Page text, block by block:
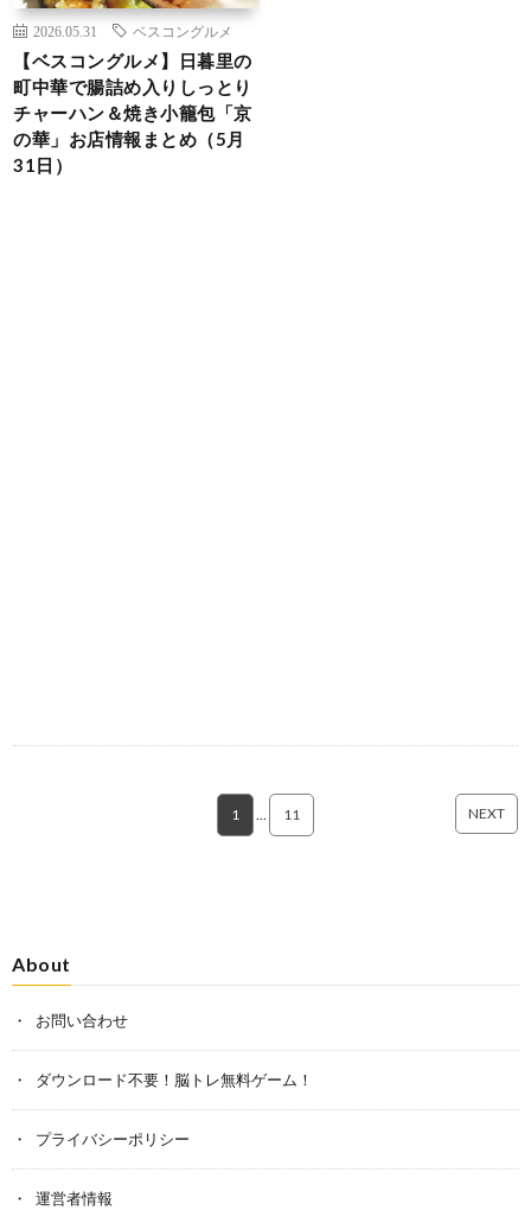
2026.05.31 ベスコングルメ
【ベスコングルメ】日暮里の
町中華で腸詰め入りしっとり
チャーハン＆焼き小籠包「京
の華」お店情報まとめ（5月
31日）
1 … 11 NEXT
About
お問い合わせ
ダウンロード不要！脳トレ無料ゲーム！
プライバシーポリシー
運営者情報